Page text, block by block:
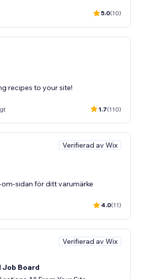
5.0(10)
recipes to your site!
1.7(110)
Verifierad av Wix
sidan för ditt varumärke
4.0(11)
Verifierad av Wix
Job Board